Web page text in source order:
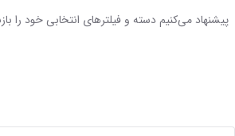
پیشنهاد می‌کنیم دسته و فیلترهای انتخابی خود را